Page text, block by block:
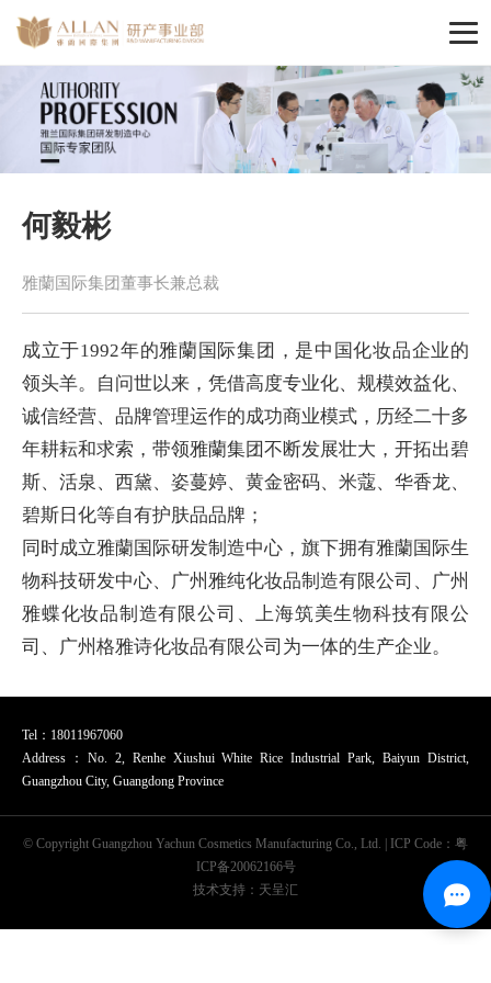
何毅彬
雅蘭国际集团董事长兼总裁
成立于1992年的雅蘭国际集团，是中国化妆品企业的
领头羊。自问世以来，凭借高度专业化、规模效益化、
诚信经营、品牌管理运作的成功商业模式，历经二十多
年耕耘和求索，带领雅蘭集团不断发展壮大，开拓出碧
斯、活泉、西黛、姿蔓婷、黄金密码、米蔻、华香龙、
碧斯日化等自有护肤品品牌；
同时成立雅蘭国际研发制造中心，旗下拥有雅蘭国际生
物科技研发中心、广州雅纯化妆品制造有限公司、广州
雅蝶化妆品制造有限公司、上海筑美生物科技有限公
司、广州格雅诗化妆品有限公司为一体的生产企业。
Tel：18011967060
Address：No. 2, Renhe Xiushui White Rice Industrial Park, Baiyun District,
Guangzhou City, Guangdong Province
© Copyright Guangzhou Yachun Cosmetics Manufacturing Co., Ltd. | ICP Code： 粤
ICP备20062166号
技术支持：天呈汇